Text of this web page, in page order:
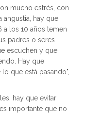
mucho estrés, con
angustia, hay que
los 10 años temen
padres o seres
escuchen y que
Hay que
que está pasando",
hay que evitar
importante que no